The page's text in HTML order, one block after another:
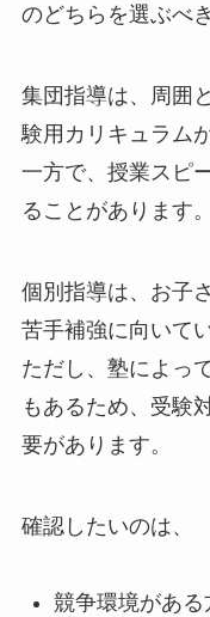
のどちらを選ぶべ
集団指導は、周囲
験用カリキュラム
一方で、授業スピ
ることがあります。
個別指導は、お子
苦手補強に向いて
ただし、塾によっ
もあるため、受験
要があります。
確認したいのは、
競争環境があ